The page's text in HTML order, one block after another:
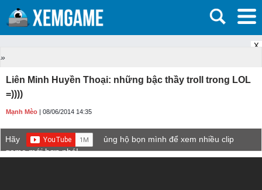
X
»
Liên Minh Huyền Thoại: những bậc thầy troll trong LOL
=))))
Mạnh Mèo | 08/06/2014 14:35
Hãy
ủng hộ bọn mình để xem nhiều clip
game mới hơn nhé!